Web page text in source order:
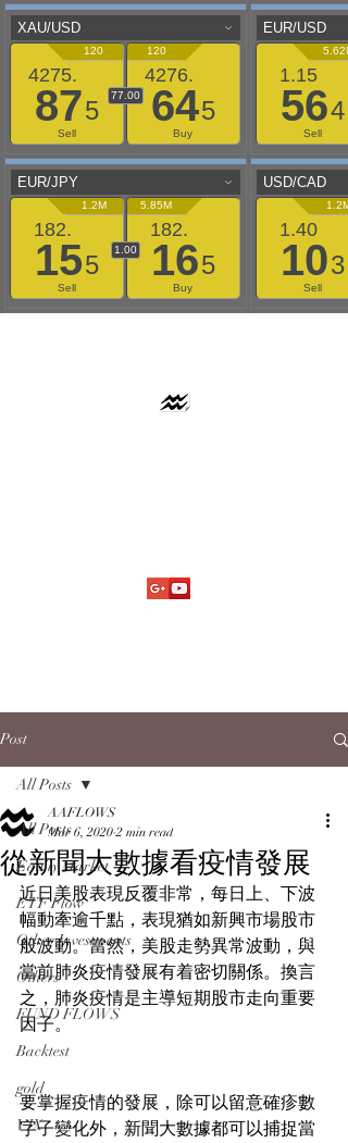
Post
All Posts
Equity Market
ETF Flow
Other Investments
Others
FUND FLOWS
Backtest
gold
VIX
All Posts
從新聞大數據看疫情發展
AAFLOWS
Mar 6, 2020 2 min read
近日美股表現反覆非常，每日上、下波
幅動牽逾千點，表現猶如新興市場股市
般波動。當然，美股走勢異常波動，與
當前肺炎疫情發展有着密切關係。換言
之，肺炎疫情是主導短期股市走向重要
因子。
要掌握疫情的發展，除可以留意確疹數
字子變化外，新聞大數據都可以捕捉當